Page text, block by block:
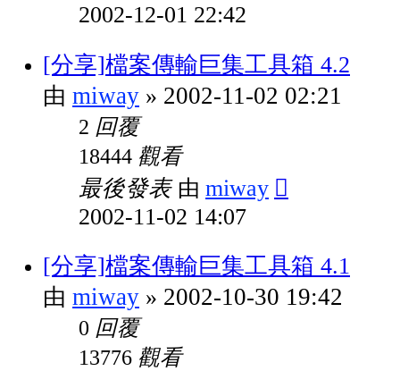
2002-12-01 22:42
[分享]檔案傳輸巨集工具箱 4.2
由 miway » 2002-11-02 02:21
2 回覆
18444 觀看
最後發表 由 miway
2002-11-02 14:07
[分享]檔案傳輸巨集工具箱 4.1
由 miway » 2002-10-30 19:42
0 回覆
13776 觀看